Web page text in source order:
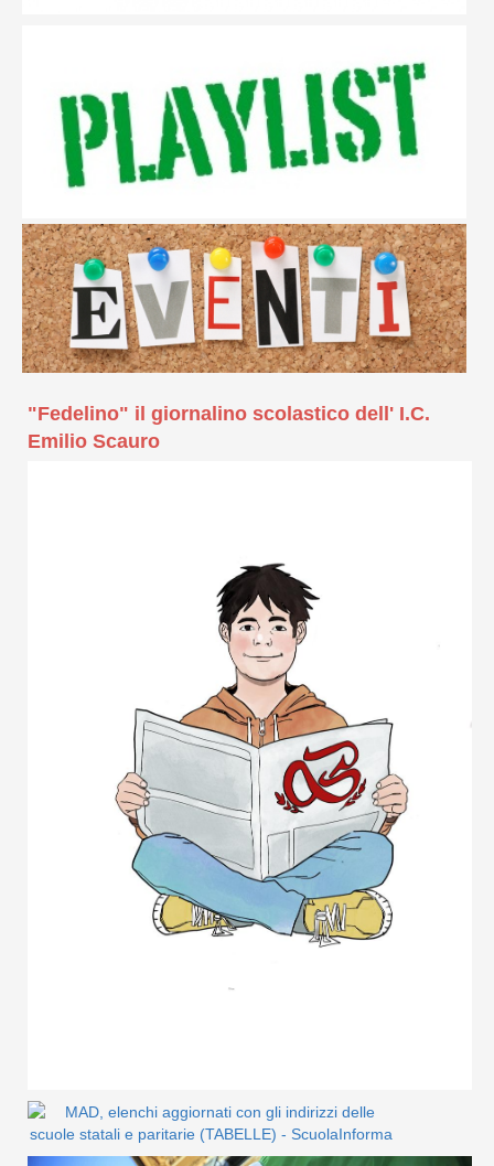
"Fedelino" il giornalino scolastico dell' I.C.
Emilio Scauro